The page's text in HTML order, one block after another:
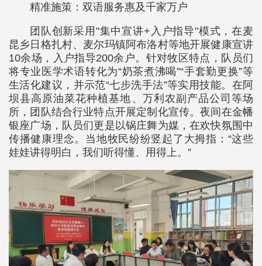
精准施策：双语服务惠及千家万户
团队创新采用"集中宣讲+入户指导"模式，在麦
昆乡日格扎村、麦尔玛镇阿布洛村等地开展健康宣讲
10余场，入户指导200余户。针对牧区特点，队员们
将专业医学术语转化为“奶茶煮沸喝”“手套勤更换”等
生活化建议，并示范“七步洗手法”等实用技能。在阿
坝县高原油菜花种植基地、万利农副产品公司等场
所，团队结合行业特点开展定制化宣传。夜间在金幡
银座广场，队员们更是以锅庄舞为媒，在欢快氛围中
传播健康理念。当地牧民纷纷竖起了大拇指：“这些
娃娃讲得明白，我们听得懂、用得上。”